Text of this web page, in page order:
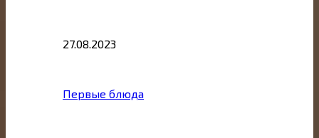
27.08.2023
Первые блюда